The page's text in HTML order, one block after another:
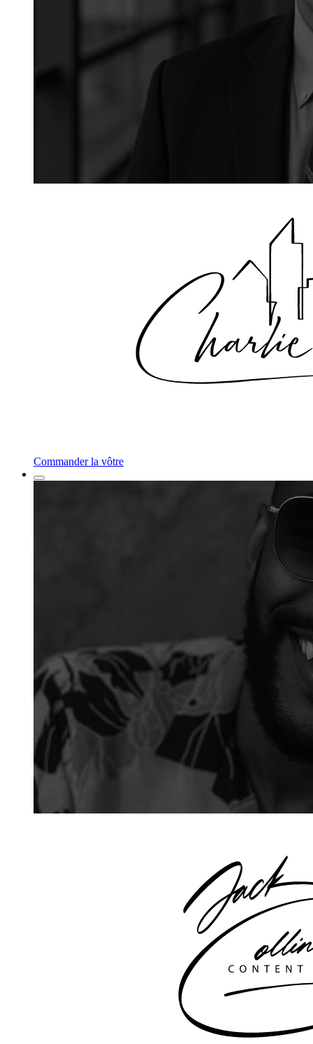
Commander la vôtre